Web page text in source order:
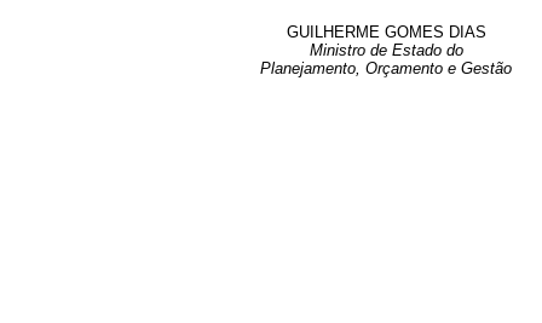
GUILHERME GOMES DIAS
Ministro de Estado do
Planejamento, Orçamento e Gestão